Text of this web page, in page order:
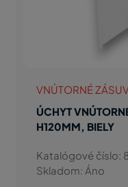
VNÚTORNÉ
ÚCHYT
H120MM, BIELY
Katalógové číslo:
Skladom: Áno